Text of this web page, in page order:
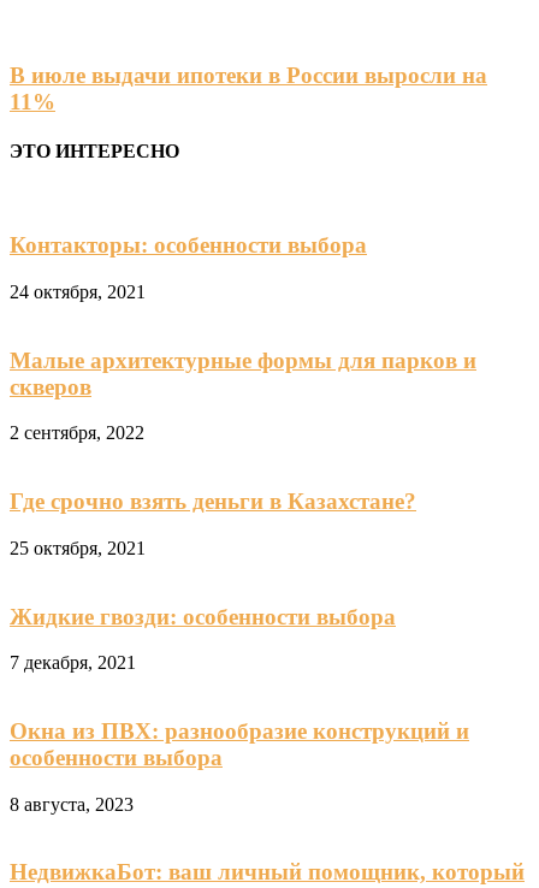
В июле выдачи ипотеки в России выросли на
11%
ЭТО ИНТЕРЕСНО
Контакторы: особенности выбора
24 октября, 2021
Малые архитектурные формы для парков и
скверов
2 сентября, 2022
Где срочно взять деньги в Казахстане?
25 октября, 2021
Жидкие гвозди: особенности выбора
7 декабря, 2021
Окна из ПВХ: разнообразие конструкций и
особенности выбора
8 августа, 2023
НедвижкаБот: ваш личный помощник, который